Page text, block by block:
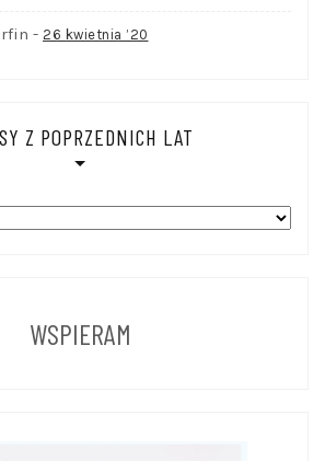
- 26 kwietnia ’20
Z POPRZEDNICH LAT
WSPIERAM